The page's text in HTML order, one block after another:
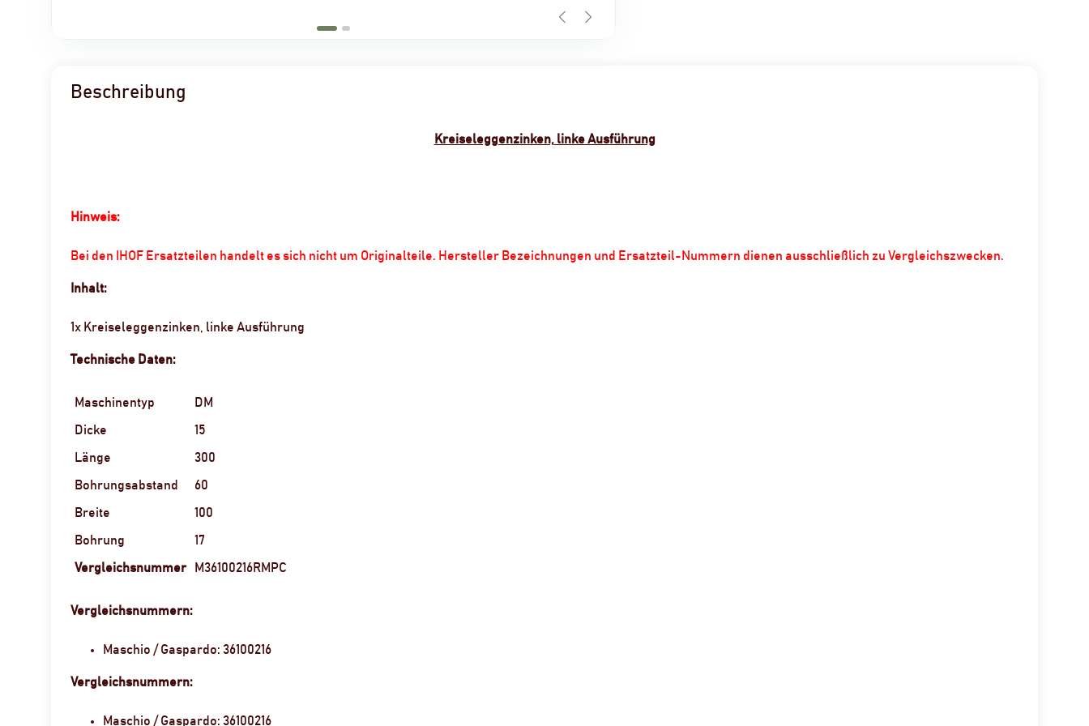
Beschreibung
Kreiseleggenzinken, linke Ausführung
Hinweis:
Bei den IHOF Ersatzteilen handelt es sich nicht um Originalteile. Hersteller Bezeichnungen und Ersatzteil-Nummern dienen ausschließlich zu Vergleichszwecken.
Inhalt:
1x Kreiseleggenzinken, linke Ausführung
Technische Daten:
Maschinentyp DM
Dicke 15
Länge 300
Bohrungsabstand 60
Breite 100
Bohrung 17
Vergleichsnummer M36100216RMPC
Vergleichsnummern:
Maschio / Gaspardo: 36100216
Vergleichsnummern:
Maschio / Gaspardo: 36100216